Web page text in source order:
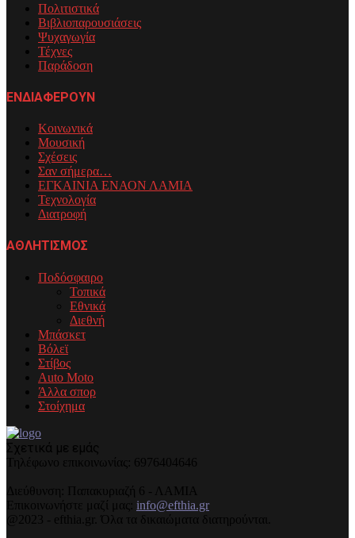
Πολιτιστικά
Βιβλιοπαρουσιάσεις
Ψυχαγωγία
Τέχνες
Παράδοση
ΕΝΔΙΑΦΕΡΟΥΝ
Κοινωνικά
Μουσική
Σχέσεις
Σαν σήμερα…
ΕΓΚΑΙΝΙΑ ΕΝΑΟΝ ΛΑΜΙΑ
Τεχνολογία
Διατροφή
ΑΘΛΗΤΙΣΜΟΣ
Ποδόσφαιρο
Τοπικά
Εθνικά
Διεθνή
Μπάσκετ
Βόλεϊ
Στίβος
Auto Moto
Άλλα σπορ
Στοίχημα
Σχετικά με εμάς
Τηλέφωνo επικοινωνίας: 6976404646
Διεύθυνση: Παπακυριαζή 6 - ΛΑΜΙΑ
Επικοινωνήστε μαζί μας: info@efthia.gr
@2023 - efthia.gr. Όλα τα δικαιώματα διατηρούνται.